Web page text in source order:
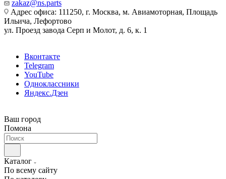
zakaz@ns.parts
Адрес офиса: 111250, г. Москва, м. Авиамоторная, Площадь
Ильича, Лефортово
ул. Проезд завода Серп и Молот, д. 6, к. 1
Вконтакте
Telegram
YouTube
Одноклассники
Яндекс.Дзен
Ваш город
Помона
Каталог
По всему сайту